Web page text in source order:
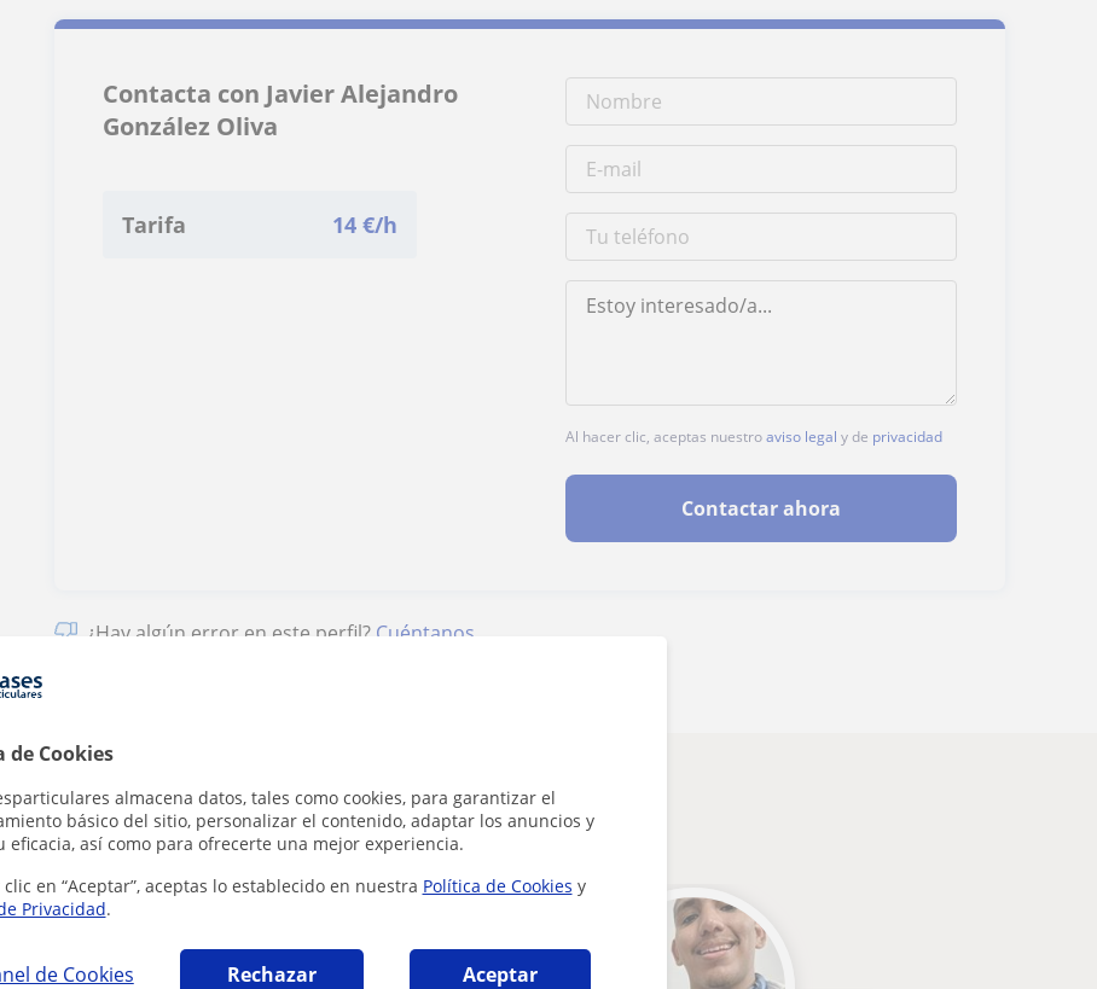
de Cookies
almacena datos, tales como cookies, para garantizar el
básico del sitio, personalizar el contenido, adaptar los anuncios y
eficacia, así como para ofrecerte una mejor experiencia.
en “Aceptar”, aceptas lo establecido en nuestra Política de Cookies y
Privacidad.
de Cookies Rechazar Aceptar
Contacta con Javier Alejandro
González Oliva
Tarifa 14 €/h
Al hacer clic, aceptas nuestroaviso legal y de privacidad
Contactar ahora
¿Hay algún error en este perfil? Cuéntanos
en Torrent (Valencia) que pueden interesarte